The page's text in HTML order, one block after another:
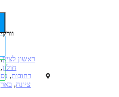
וורקי
ראשון לציון,
חולון,
רחובות, נס
ציונה, באר